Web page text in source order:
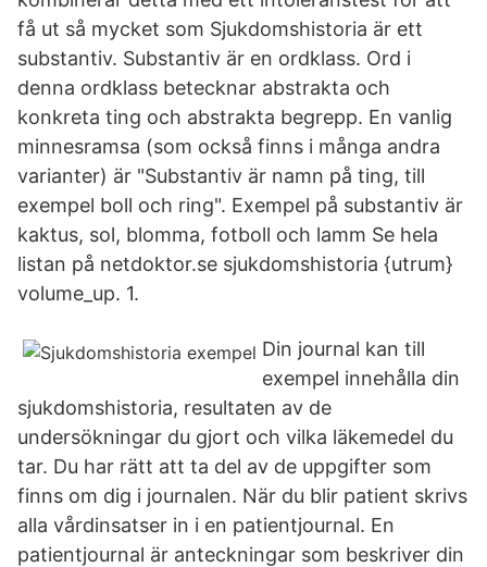
få ut så mycket som Sjukdomshistoria är ett
substantiv. Substantiv är en ordklass. Ord i
denna ordklass betecknar abstrakta och
konkreta ting och abstrakta begrepp. En vanlig
minnesramsa (som också finns i många andra
varianter) är "Substantiv är namn på ting, till
exempel boll och ring". Exempel på substantiv är
kaktus, sol, blomma, fotboll och lamm Se hela
listan på netdoktor.se sjukdomshistoria {utrum}
volume_up. 1.
Din journal kan till
exempel innehålla din
sjukdomshistoria, resultaten av de
undersökningar du gjort och vilka läkemedel du
tar. Du har rätt att ta del av de uppgifter som
finns om dig i journalen. När du blir patient skrivs
alla vårdinsatser in i en patientjournal. En
patientjournal är anteckningar som beskriver din